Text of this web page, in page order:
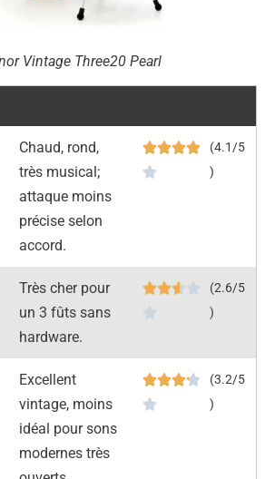
Vintage Three20 Pearl
Chaud, rond,
très musical;
attaque moins
précise selon
accord.
(4.1/5
)
Très cher pour
un 3 fûts sans
hardware.
(2.6/5
)
Excellent
vintage, moins
idéal pour sons
modernes très
(3.2/5
)